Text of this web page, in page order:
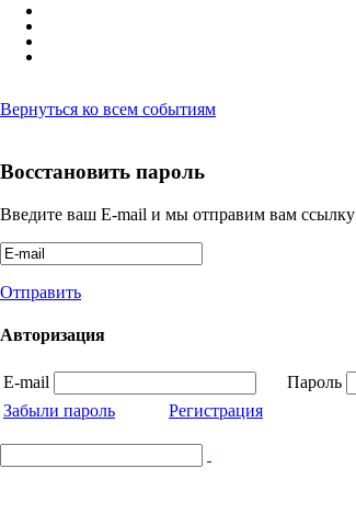
Вернуться ко всем событиям
Восстановить пароль
Введите ваш E-mail и мы отправим вам ссылку
Отправить
Авторизация
E-mail
Пароль
Забыли пароль
Регистрация